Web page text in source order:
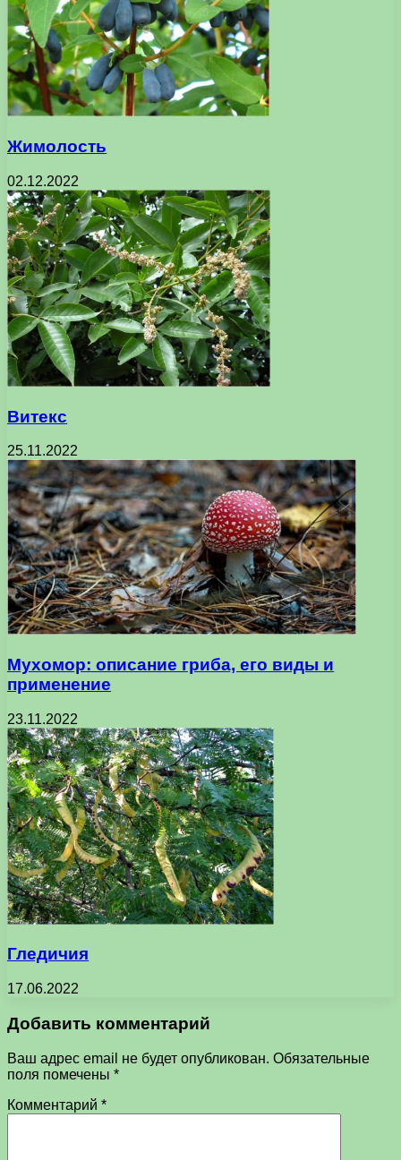
Жимолость
02.12.2022
Витекс
25.11.2022
Мухомор: описание гриба, его виды и
применение
23.11.2022
Гледичия
17.06.2022
Добавить комментарий
Ваш адрес email не будет опубликован. Обязательные
поля помечены *
Комментарий *